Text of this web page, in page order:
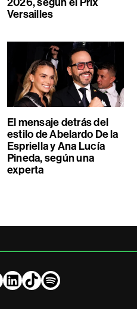
Versailles
El mensaje detrás del
estilo de Abelardo De la
Espriella y Ana Lucía
Pineda, según una
experta